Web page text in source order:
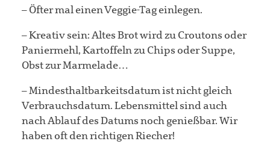
– Öfter mal einen Veggie-Tag einlegen.
– Kreativ sein: Altes Brot wird zu Croutons oder
Paniermehl, Kartoffeln zu Chips oder Suppe,
Obst zur Marmelade…
– Mindesthaltbarkeitsdatum ist nicht gleich
Verbrauchsdatum. Lebensmittel sind auch
nach Ablauf des Datums noch genießbar. Wir
haben oft den richtigen Riecher!